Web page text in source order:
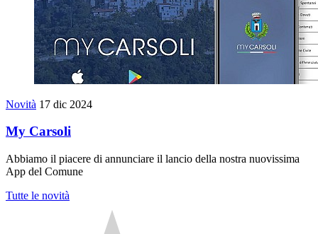
Novità 17 dic 2024
My Carsoli
Abbiamo il piacere di annunciare il lancio della nostra nuovissima
App del Comune
Tutte le novità